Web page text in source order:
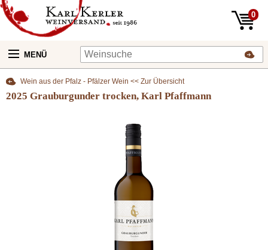
0
MENÜ
Wein aus der Pfalz - Pfälzer Wein << Zur Übersicht
2025 Grauburgunder trocken, Karl Pfaffmann